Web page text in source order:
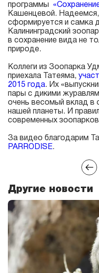
программы
Кашенцевой. Надеемся,
сформируется и самка
Калининградский
в сохранение вида не
природе.
Коллеги из Зоопарка
приехала Татеяма,
2015 года. Их
пары с дикими
очень весомый вклад в
нашей планеты. И
современных
За видео благодарим
PARRODISE.
Другие новости